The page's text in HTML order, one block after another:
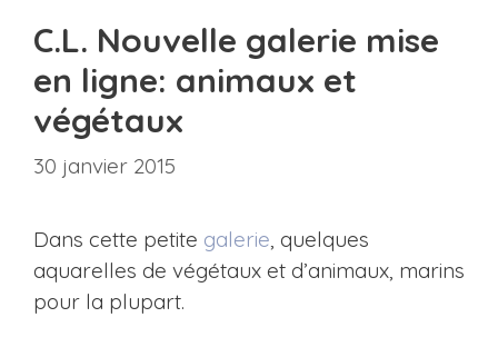
C.L. Nouvelle galerie mise
en ligne: animaux et
végétaux
30 janvier 2015
Dans cette petite galerie, quelques
aquarelles de végétaux et d’animaux, marins
pour la plupart.